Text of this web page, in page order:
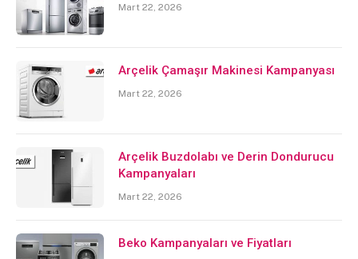
Mart 22, 2026
Arçelik Çamaşır Makinesi Kampanyası
Mart 22, 2026
Arçelik Buzdolabı ve Derin Dondurucu
Kampanyaları
Mart 22, 2026
Beko Kampanyaları ve Fiyatları